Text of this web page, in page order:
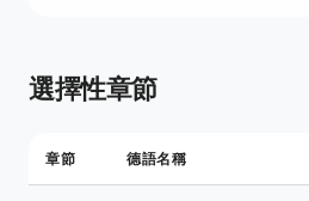
選擇性章節
章節 德語名稱